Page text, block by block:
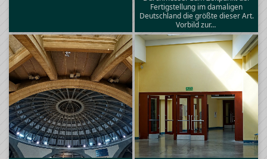
Fertigstellung im damaligen
Deutschland die größte dieser Art.
Vorbild zur…